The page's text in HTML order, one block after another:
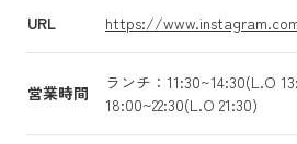
URL https://
営業時間
ランチ：11:30~14:30(L.O
18:00~22:30(L.O 21:30)